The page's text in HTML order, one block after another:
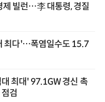
제 빌런…李 대통령, 경질
최다'…폭염일수도 15.7
최대' 97.1GW 경신 촉
검